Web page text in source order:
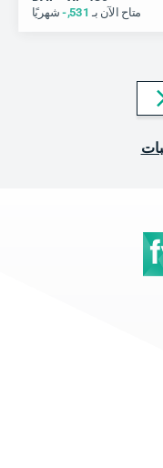
متاح الآن بـ 531
,- شهريًا